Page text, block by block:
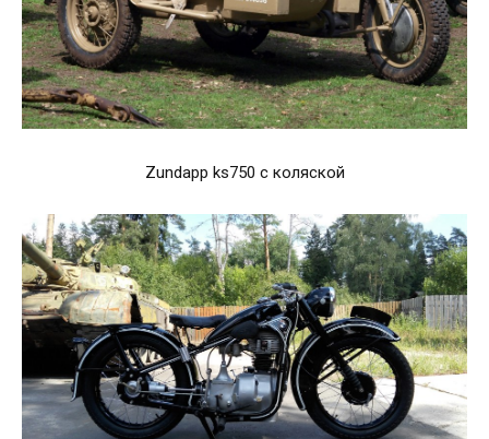
Zundapp ks750 с коляской